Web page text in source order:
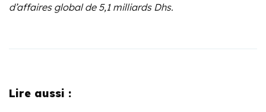
d’affaires global de 5,1 milliards Dhs.
Lire aussi :